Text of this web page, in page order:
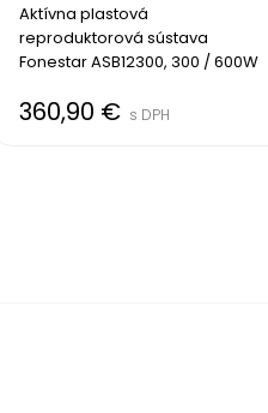
Aktívna plastová
reproduktorová sústava
Fonestar ASB12300, 300 / 600W
360,90 € s DPH